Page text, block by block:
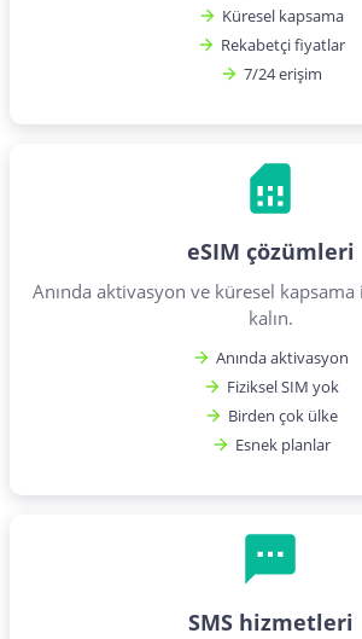
Küresel kapsama
Rekabetçi fiyatlar
7/24 erişim
eSIM çözümleri
Anında aktivasyon ve küresel kapsama
kalın.
Anında aktivasyon
Fiziksel SIM yok
Birden çok ülke
Esnek planlar
SMS hizmetleri